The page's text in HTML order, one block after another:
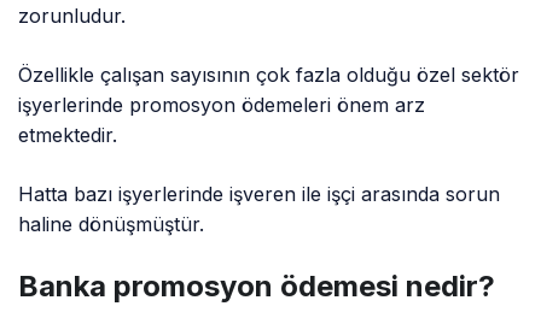
zorunludur.
Özellikle çalışan sayısının çok fazla olduğu özel sektör
işyerlerinde promosyon ödemeleri önem arz
etmektedir.
Hatta bazı işyerlerinde işveren ile işçi arasında sorun
haline dönüşmüştür.
Banka promosyon ödemesi nedir?